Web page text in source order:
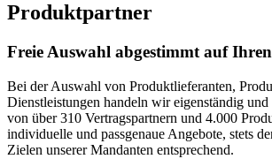
Produktpartner
Freie Auswahl abgestimmt auf
Bei der Auswahl von Produktlieferanten,
Dienstleistungen handeln wir eigenständig
von über 310 Vertragspartnern und 4.000
individuelle und passgenaue Angebote, stets
Zielen unserer Mandanten entsprechend.